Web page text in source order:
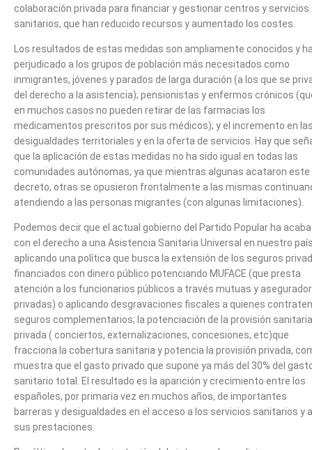
colaboración privada para financiar y gestionar centros y servicios
sanitarios, que han reducido recursos y aumentado los costes.
Los resultados de estas medidas son ampliamente conocidos y
perjudicado a los grupos de población más necesitados como
inmigrantes, jóvenes y parados de larga duración (a los que se
del derecho a la asistencia); pensionistas y enfermos crónicos
en muchos casos no pueden retirar de las farmacias los
medicamentos prescritos por sus médicos); y el incremento en
desigualdades territoriales y en la oferta de servicios. Hay que
que la aplicación de estas medidas no ha sido igual en todas las
comunidades autónomas, ya que mientras algunas acataron este
decreto, otras se opusieron frontalmente a las mismas
atendiendo a las personas migrantes (con algunas limitaciones).
Podemos decir que el actual gobierno del Partido Popular ha
con el derecho a una Asistencia Sanitaria Universal en nuestro
aplicando una política que busca la extensión de los seguros
financiados con dinero público potenciando MUFACE (que presta
atención a los funcionarios públicos a través mutuas y
privadas) o aplicando desgravaciones fiscales a quienes contraten
seguros complementarios; la potenciación de la provisión sanitaria
privada ( conciertos, externalizaciones, concesiones, etc)que
fracciona la cobertura sanitaria y potencia la provisión privada,
muestra que el gasto privado que supone ya más del 30% del
sanitario total. El resultado es la aparición y crecimiento entre los
españoles, por primaria vez en muchos años, de importantes
barreras y desigualdades en el acceso a los servicios sanitarios y a
sus prestaciones.